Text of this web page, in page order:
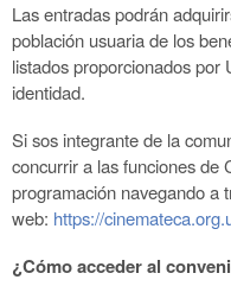
Las entradas podrán
población usuaria de los
listados proporcionados por
identidad.
Si sos integrante de la
concurrir a las funciones de
programación navegando a
web: https://
¿Cómo acceder al